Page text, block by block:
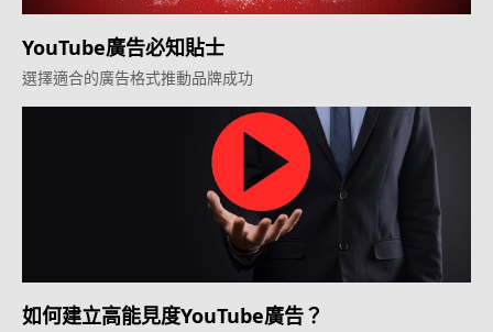
YouTube廣告必知貼士
選擇適合的廣告格式推動品牌成功
如何建立高能見度YouTube廣告？